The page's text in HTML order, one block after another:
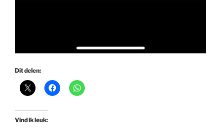
Dit delen:
Vind ik leuk: